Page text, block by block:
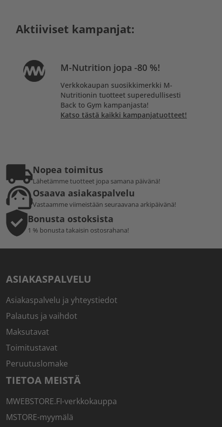
Aktiiviset kampanjat:
M-Nutrition jopa -80 %!
Verkkokaupan suosikkimerkki M-
Nutritionin tuotteet superedullisesti
Back to Gym kampanjasta!
Katso tästä kaikki kampanjatuotteet!
Nopea toimitus
Lähetämme tuotteet jopa samana päivänä!
Osaava asiakaspalvelu
Vastaamme viimeistään seuraavana arkipäivänä!
Bonusta ostoksista
1 % bonusta takaisin ostosrahana!
ASIAKASPALVELU
Asiakaspalvelu ja yhteystiedot
Palautus ja vaihdot
Maksutavat
Toimitustavat
Peruutuslomake
TIETOA MEISTÄ
MWEBSTORE.FI-verkkokauppa
MSTORE-myymälä